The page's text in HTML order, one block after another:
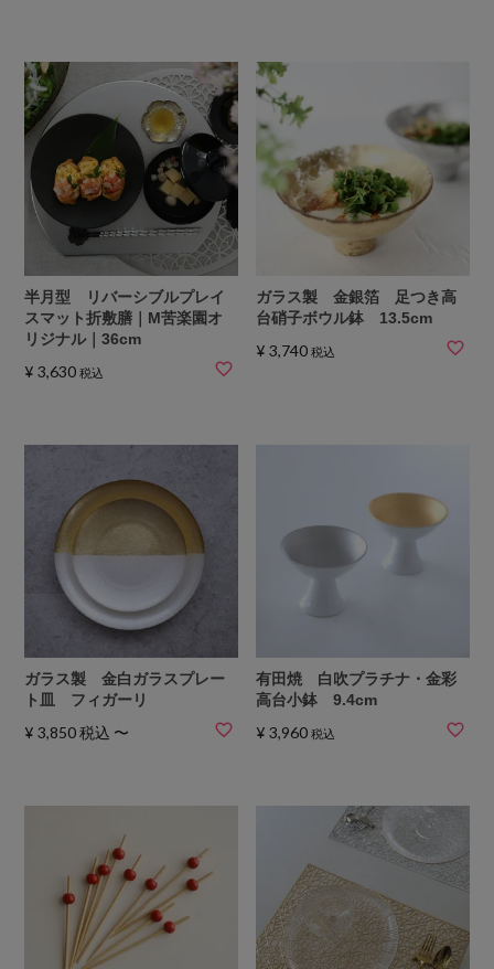
半月型 リバーシブルプレイ
スマット折敷膳｜M苦楽園オ
リジナル｜36cm
¥ 3,630 税込
ガラス製 金銀箔 足つき高
台硝子ボウル鉢 13.5cm
¥ 3,740 税込
ガラス製 金白ガラスプレー
ト皿 フィガーリ
¥ 3,850 税込 〜
有田焼 白吹プラチナ・金彩
高台小鉢 9.4cm
¥ 3,960 税込